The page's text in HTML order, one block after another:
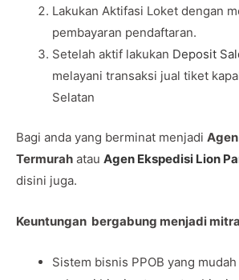
Lakukan Aktifasi Loket dengan
pembayaran pendaftaran.
Setelah aktif lakukan Deposit
melayani transaksi jual tiket
Selatan
Bagi anda yang berminat menjadi
Termurah atau Agen Ekspedisi Lion
disini juga.
Keuntungan bergabung menjadi
Sistem bisnis PPOB yang